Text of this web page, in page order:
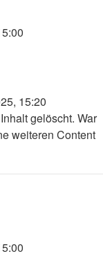
15:20
gelöscht. War
weiteren Content